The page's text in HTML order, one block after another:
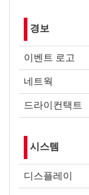
경보
이벤트 로고
네트웍
드라이컨택트
시스템
디스플레이